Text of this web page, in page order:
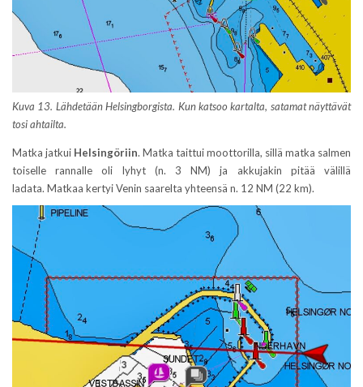
Kuva 13. Lähdetään Helsingborgista. Kun katsoo kartalta, satamat näyttävät
tosi ahtailta.
Matka jatkui Helsingöriin. Matka taittui moottorilla, sillä matka salmen
toiselle rannalle oli lyhyt (n. 3 NM) ja akkujakin pitää välillä
ladata. Matkaa kertyi Venin saarelta yhteensä n. 12 NM (22 km).